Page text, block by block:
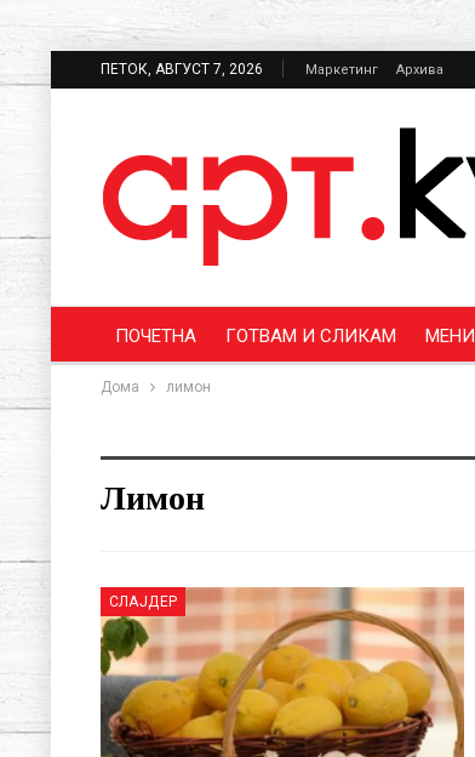
ПЕТОК, АВГУСТ 7, 2026 Маркетинг Архива
ПОЧЕТНА ГОТВАМ И СЛИКАМ МЕНИ
Дома лимон
Лимон
СЛАЈДЕР